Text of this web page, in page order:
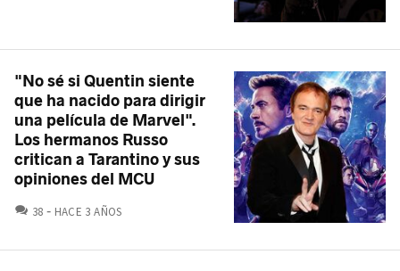
"No sé si Quentin siente
que ha nacido para dirigir
una película de Marvel".
Los hermanos Russo
critican a Tarantino y sus
opiniones del MCU
38 COMENTARIOS
HACE 3 AÑOS